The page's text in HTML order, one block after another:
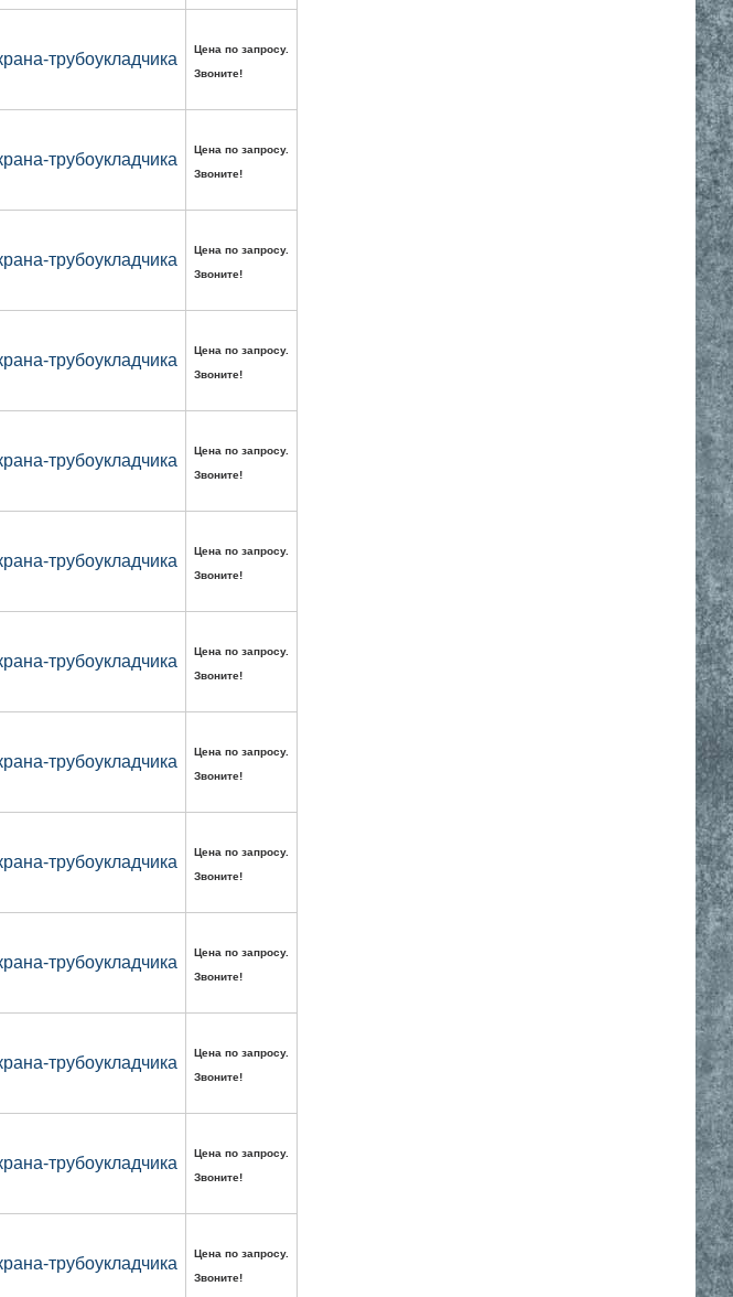
трубоукладчика
Цена по запросу.
Звоните!
трубоукладчика
Цена по запросу.
Звоните!
трубоукладчика
Цена по запросу.
Звоните!
трубоукладчика
Цена по запросу.
Звоните!
трубоукладчика
Цена по запросу.
Звоните!
трубоукладчика
Цена по запросу.
Звоните!
трубоукладчика
Цена по запросу.
Звоните!
трубоукладчика
Цена по запросу.
Звоните!
трубоукладчика
Цена по запросу.
Звоните!
трубоукладчика
Цена по запросу.
Звоните!
трубоукладчика
Цена по запросу.
Звоните!
трубоукладчика
Цена по запросу.
Звоните!
трубоукладчика
Цена по запросу.
Звоните!